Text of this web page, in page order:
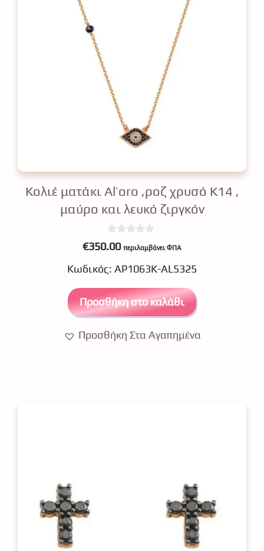
Κολιέ ματάκι Αl’oro ,ροζ χρυσό Κ14 ,
μαύρο και λευκό ζιργκόν
0
o
t
o
5
€350.00 περιλαμβάνει ΦΠΑ
Κωδικός: ΑΡ1063Κ-AL5325
Προσθήκη στο καλάθι
Προσθήκη Στα Αγαπημένα